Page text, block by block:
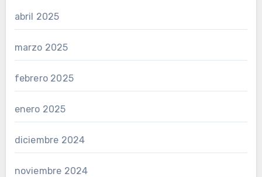
abril 2025
marzo 2025
febrero 2025
enero 2025
diciembre 2024
noviembre 2024